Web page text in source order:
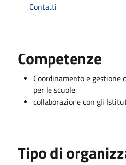
Contatti
Competenze
Coordinamento e gestione
per le scuole
collaborazione con gli
Tipo di